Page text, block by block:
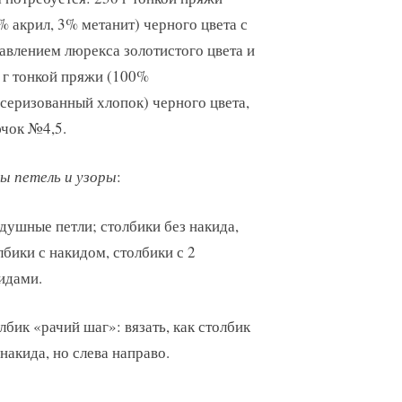
акрил, 3% метанит) черного цвета с
люрекса золотистого цвета и
тонкой пряжи (100%
хлопок) черного цвета,
№4,5.
петель и узоры:
петли; столбики без накида,
с накидом, столбики с 2
«рачий шаг»: вязать, как столбик
но слева направо.